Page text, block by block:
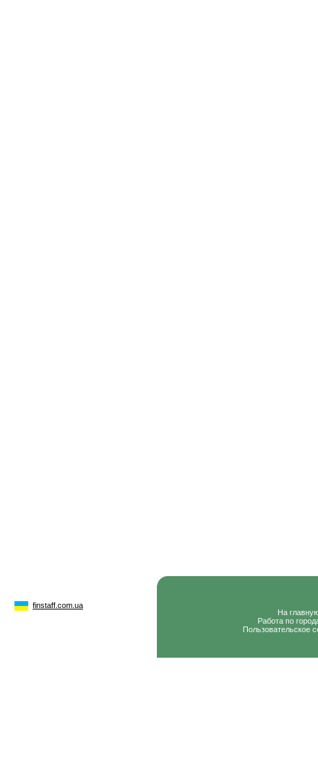
finstaff.com.ua
На
Работа по
Пользовательское